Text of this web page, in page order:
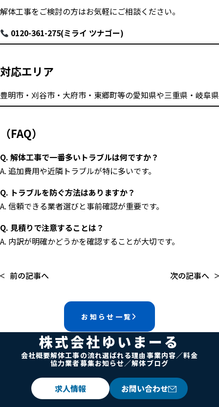
解体工事をご検討の方はお気軽にご相談ください。
0120-361-275(ミライ ツナゴー)
対応エリア
豊明市・刈谷市・大府市・東郷町等の愛知県や三重県・岐阜県
（FAQ）
Q. 解体工事で一番多いトラブルは何ですか？
A. 追加費用や近隣トラブルが特に多いです。
Q. トラブルを防ぐ方法はありますか？
A. 信頼できる業者選びと事前確認が重要です。
Q. 見積りで注意することは？
A. 内訳が明確かどうかを確認することが大切です。
前の記事へ 次の記事へ
お知らせ一覧
株式会社ゆいまーる
会社概要解体工事の流れ選ばれる理由 事業内容／料金
協力業者募集お知らせ／解体ブログ
求人情報 お問い合わせ